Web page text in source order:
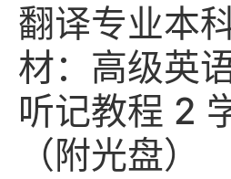
翻译专业本
材：高级英
听记教程 2
（附光盘）